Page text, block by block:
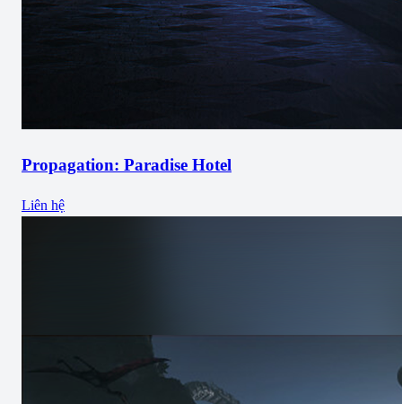
Propagation: Paradise Hotel
Liên hệ